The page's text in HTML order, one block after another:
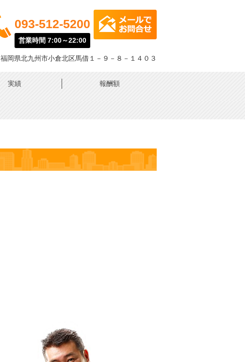
093-512-5200
営業時間 7:00～22:00
福岡県北九州市小倉北区馬借１－９－８－１４０３
実績 報酬額